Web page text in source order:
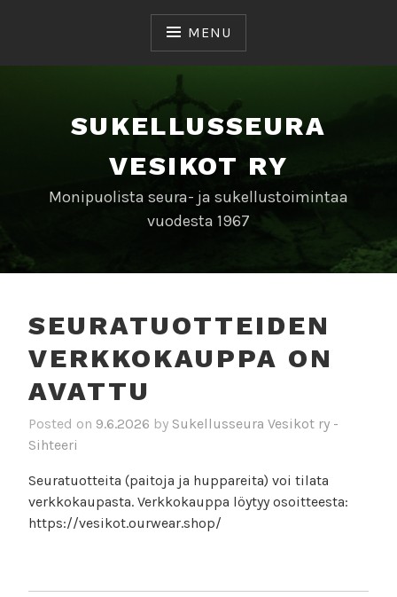
MENU
SUKELLUSSEURA
VESIKOT RY
Monipuolista seura- ja sukellustoimintaa
vuodesta 1967
SEURATUOTTEIDEN
VERKKOKAUPPA ON
AVATTU
Posted on 9.6.2026 by Sukellusseura Vesikot ry -
Sihteeri
Seuratuotteita (paitoja ja huppareita) voi tilata
verkkokaupasta. Verkkokauppa löytyy osoitteesta:
https://vesikot.ourwear.shop/